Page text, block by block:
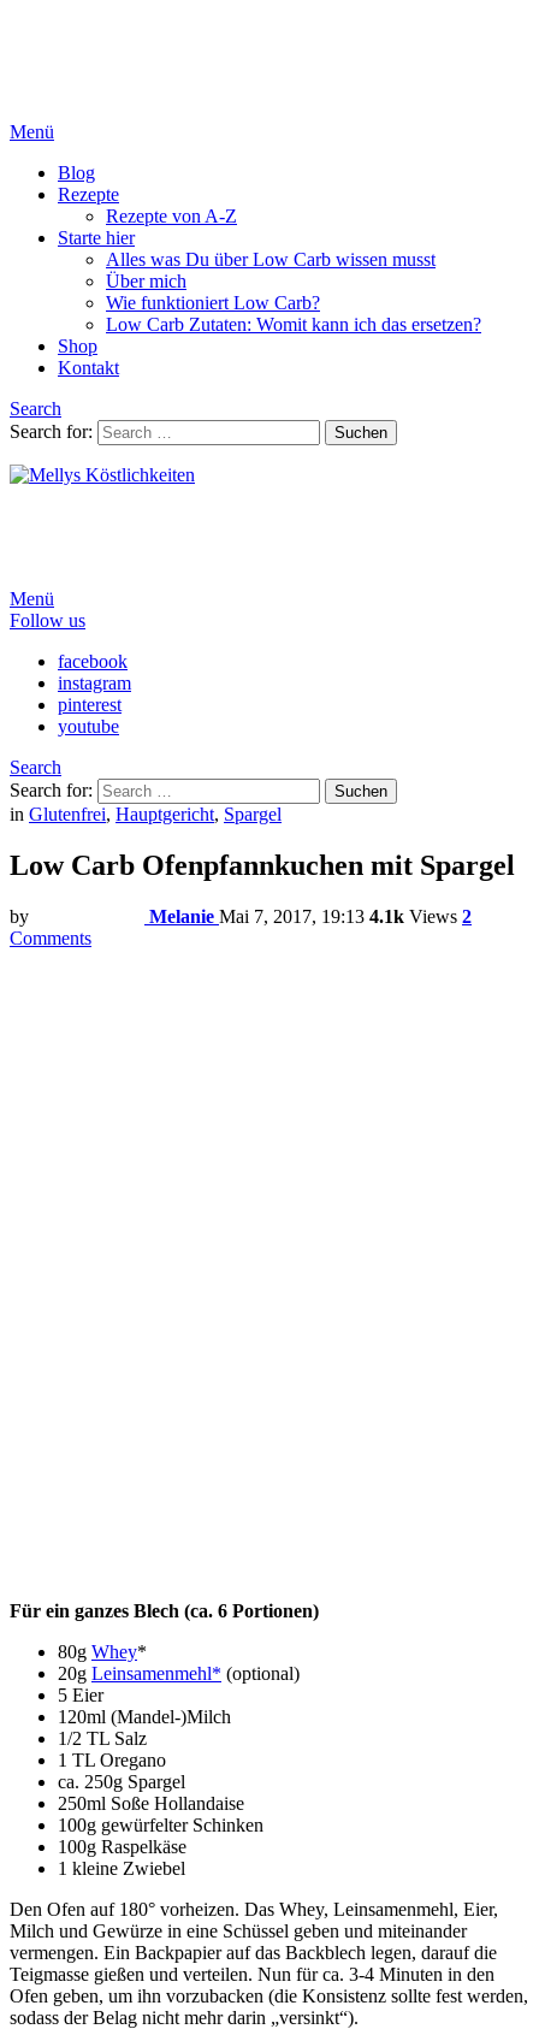
Menü
Blog
Rezepte
Rezepte von A-Z
Starte hier
Alles was Du über Low Carb wissen musst
Über mich
Wie funktioniert Low Carb?
Low Carb Zutaten: Womit kann ich das ersetzen?
Shop
Kontakt
Search
Search for:
Suchen
Menü
Follow us
facebook
instagram
pinterest
youtube
Search
Search for:
Suchen
in Glutenfrei, Hauptgericht, Spargel
Low Carb Ofenpfannkuchen mit Spargel
by Melanie Mai 7, 2017, 19:13 4.1k Views 2
Comments
Für ein ganzes Blech (ca. 6 Portionen)
80g Whey*
20g Leinsamenmehl* (optional)
5 Eier
120ml (Mandel-)Milch
1/2 TL Salz
1 TL Oregano
ca. 250g Spargel
250ml Soße Hollandaise
100g gewürfelter Schinken
100g Raspelkäse
1 kleine Zwiebel
Den Ofen auf 180° vorheizen. Das Whey, Leinsamenmehl, Eier,
Milch und Gewürze in eine Schüssel geben und miteinander
vermengen. Ein Backpapier auf das Backblech legen, darauf die
Teigmasse gießen und verteilen. Nun für ca. 3-4 Minuten in den
Ofen geben, um ihn vorzubacken (die Konsistenz sollte fest werden,
sodass der Belag nicht mehr darin „versinkt“).